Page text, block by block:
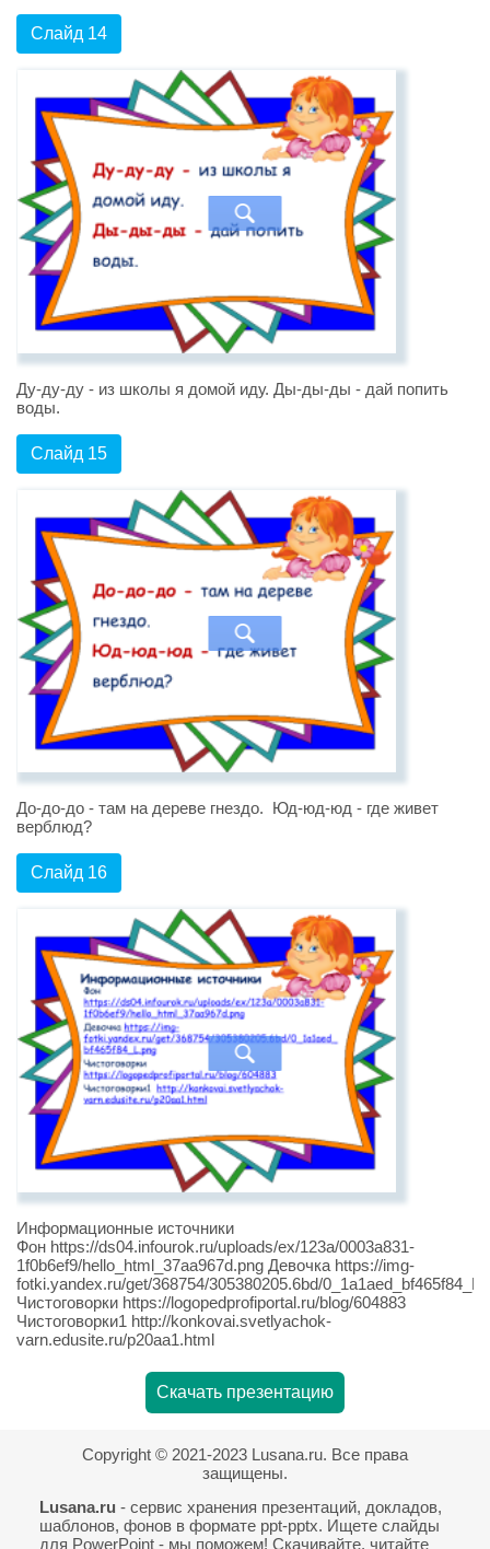
Слайд 14
Ду-ду-ду - из школы я домой иду. Ды-ды-ды - дай попить
воды.
Слайд 15
До-до-до - там на дереве гнездо. Юд-юд-юд - где живет
верблюд?
Слайд 16
Информационные источники
Фон https://ds04.infourok.ru/uploads/ex/123a/0003a831-
1f0b6ef9/hello_html_37aa967d.png Девочка https://img-
fotki.yandex.ru/get/368754/305380205.6bd/
Чистоговорки https://logopedprofiportal.ru/blog/604883
Чистоговорки1 http://konkovai.svetlyachok-
varn.edusite.ru/p20aa1.html
Скачать презентацию
Copyright © 2021-2023 Lusana.ru. Все права
защищены.
Lusana.ru - сервис хранения презентаций, докладов,
шаблонов, фонов в формате ppt-pptx. Ищете слайды
для PowerPoint - мы поможем! Скачивайте, читайте